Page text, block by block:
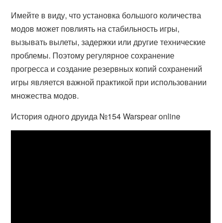
Имейте в виду, что установка большого количества
модов может повлиять на стабильность игры,
вызывать вылеты, задержки или другие технические
проблемы. Поэтому регулярное сохранение
прогресса и создание резервных копий сохранений
игры является важной практикой при использовании
множества модов.
История одного друида №154 Warspear online